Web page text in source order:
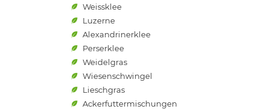
Weissklee
Luzerne
Alexandrinerklee
Perserklee
Weidelgras
Wiesenschwingel
Lieschgras
Ackerfuttermischungen